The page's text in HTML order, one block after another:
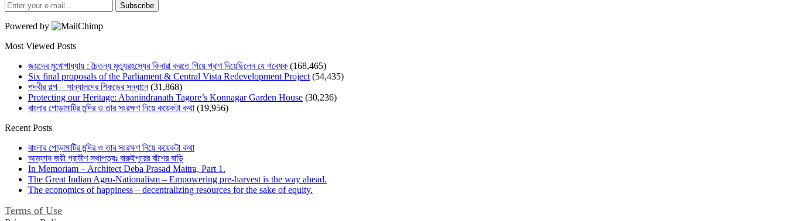
Subscribe
Powered by
Most Viewed Posts
জয়দেব মুখোপাধ্যায় : চৈতন্য মৃত্যুরহস্যের কিনারা করতে গিয়ে প্রাণ দিয়েছিলেন যে গবেষক (168,465)
Six final proposals of the Parliament & Central Vista Redevelopment Project (54,435)
পদবীর গল্প – সান্যালদের শিকড়ের সন্ধানে (31,868)
Protecting our Heritage: Abanindranath Tagore’s Konnagar Garden House (30,236)
বাংলার পোড়ামাটির মন্দির ও তার সংরক্ষণ নিয়ে কয়েকটা কথা (19,956)
Recent Posts
বাংলার পোড়ামাটির মন্দির ও তার সংরক্ষণ নিয়ে কয়েকটা কথা
আম্ফান জয়ী গ্রামীণ স্থাপত্যঃ বারুইপুরের বাঁশের বাড়ি
In Memoriam – Architect Deba Prasad Maitra, Part 1.
The Great Indian Agro-Nationalism – Empowering pre-harvest is the way ahead.
The economics of happiness – decentralizing resources for the sake of equity.
Terms of Use